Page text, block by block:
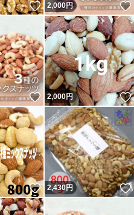
いいね！
2,000円
いいね！
2,000円
いいね！
2,430円